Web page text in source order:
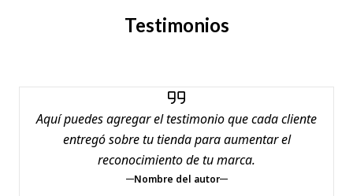
Testimonios
Aquí puedes agregar el testimonio que cada cliente
entregó sobre tu tienda para aumentar el
reconocimiento de tu marca.
Nombre del autor